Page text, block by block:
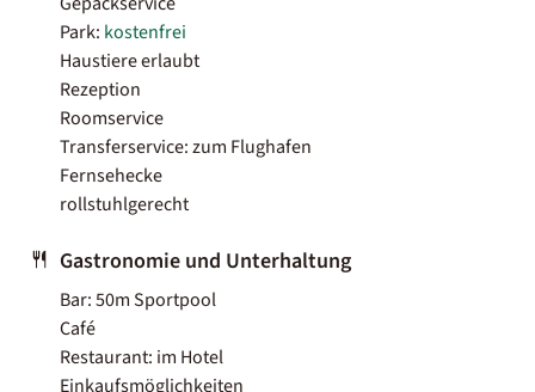
Park: kostenfrei
Haustiere erlaubt
Rezeption
Roomservice
Transferservice: zum Flughafen
Fernsehecke
rollstuhlgerecht
Gastronomie und Unterhaltung
Bar: 50m Sportpool
Café
Restaurant: im Hotel
Einkaufsmöglichkeiten